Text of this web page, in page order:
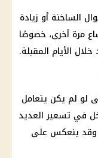
الساخنة أو زيادة
مرة أخرى، خصوصًا
الأيام المقبلة.
لو لم يكن يتعامل
في تسعير العديد
وقد ينعكس على